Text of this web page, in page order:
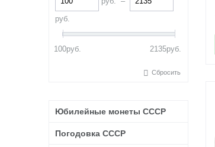
руб.
100руб. 2135руб.
Сбросить
Юбилейные монеты СССР
Погодовка СССР